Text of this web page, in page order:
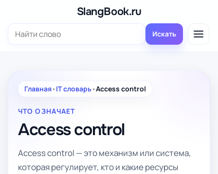
содержимому
SlangBook.ru
Поиск: Искать
Главная• IT словарь•Access control
ЧТО ОЗНАЧАЕТ
Access control
Access control — это механизм или система,
которая регулирует, кто и какие ресурсы